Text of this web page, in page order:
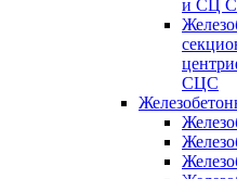
и СЦ
СЦС